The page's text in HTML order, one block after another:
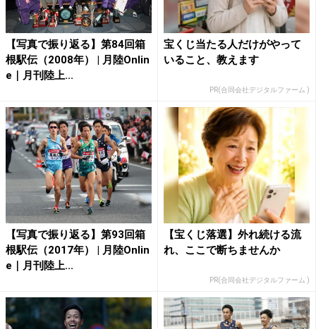
【写真で振り返る】第84回箱
根駅伝（2008年） | 月陸Onlin
e｜月刊陸上...
宝くじ当たる人だけがやって
いること、教えます
PR(合同会社デジタルファーム )
【写真で振り返る】第93回箱
根駅伝（2017年） | 月陸Onlin
e｜月刊陸上...
【宝くじ落選】外れ続ける流
れ、ここで断ちませんか
PR(合同会社デジタルファーム )